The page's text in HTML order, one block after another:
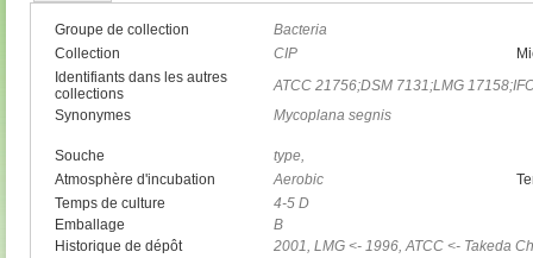
Groupe de collection
Bacteria
Collection
CIP
Identifiants dans les autres
collections
ATCC 21756;DSM 7131;LMG
Synonymes
Mycoplana segnis
Souche
type,
Atmosphère d'incubation
Aerobic
Temps de culture
4-5 D
Emballage
B
Historique de dépôt
2001, LMG <- 1996, ATCC <- Takeda